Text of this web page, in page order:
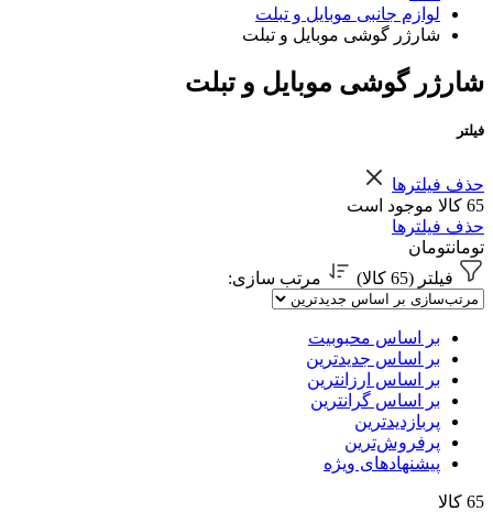
لوازم جانبی موبایل و تبلت
شارژر گوشی موبایل و تبلت
شارژر گوشی موبایل و تبلت
فیلتر
حذف فیلترها
65 کالا موجود است
حذف فیلترها
تومانتومان
فیلتر (65 کالا)
مرتب سازی:
بر اساس محبوبیت
بر اساس جدیدترین
بر اساس ارزانترین
بر اساس گرانترین
پربازدیدترین
پرفروش‌ترین
پیشنهادهای ویژه
65 کالا